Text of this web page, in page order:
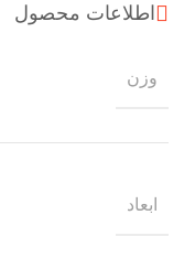
اطلاعات محصول
وزن
ابعاد